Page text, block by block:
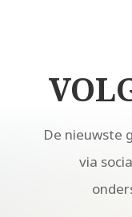
De nieuwste
via